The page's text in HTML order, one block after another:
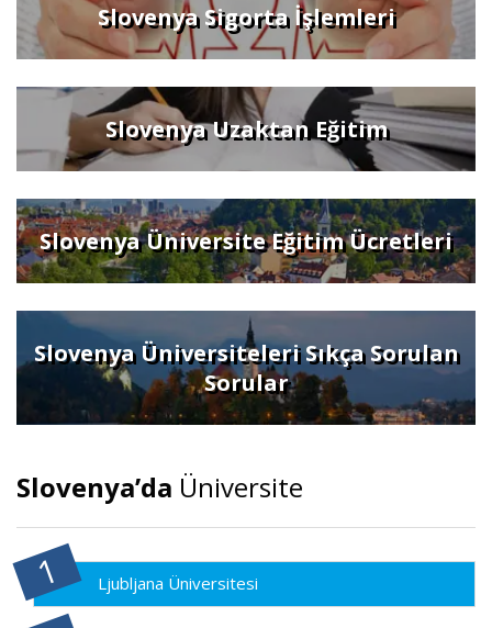
Slovenya Sigorta İşlemleri
Slovenya Uzaktan Eğitim
Slovenya Üniversite Eğitim Ücretleri
Slovenya Üniversiteleri Sıkça Sorulan
Sorular
Slovenya’da Üniversite
Ljubljana Üniversitesi